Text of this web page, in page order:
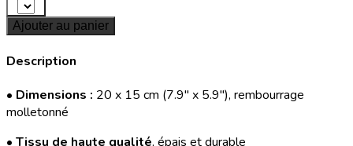
Ajouter au panier
Description
• Dimensions : 20 x 15 cm (7.9'' x 5.9''), rembourrage
molletonné
• Tissu de haute qualité, épais et durable